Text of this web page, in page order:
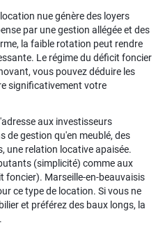
nue génère des loyers
par une gestion allégée et des
la faible rotation peut rendre
Le régime du déficit foncier
vous pouvez déduire les
significativement votre
aux investisseurs
de gestion qu'en meublé, des
une relation locative apaisée.
(simplicité) comme aux
Marseille-en-beauvaisis
ce type de location. Si vous ne
et préférez des baux longs, la